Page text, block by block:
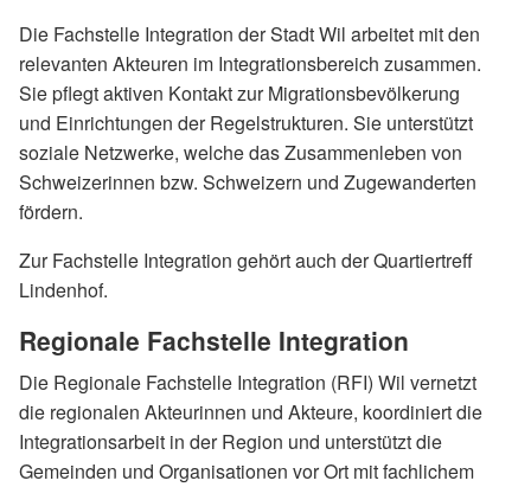
Die Fachstelle Integration der Stadt Wil arbeitet mit den
relevanten Akteuren im Integrationsbereich zusammen.
Sie pflegt aktiven Kontakt zur Migrationsbevölkerung
und Einrichtungen der Regelstrukturen. Sie unterstützt
soziale Netzwerke, welche das Zusammenleben von
Schweizerinnen bzw. Schweizern und Zugewanderten
fördern.
Zur Fachstelle Integration gehört auch der Quartiertreff
Lindenhof.
Regionale Fachstelle Integration
Die Regionale Fachstelle Integration (RFI) Wil vernetzt
die regionalen Akteurinnen und Akteure, koordiniert die
Integrationsarbeit in der Region und unterstützt die
Gemeinden und Organisationen vor Ort mit fachlichem